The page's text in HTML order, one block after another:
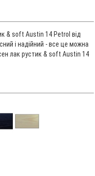
& soft Austin 14 Petrol від
і надійний - все це можна
лак рустик & soft Austin 14